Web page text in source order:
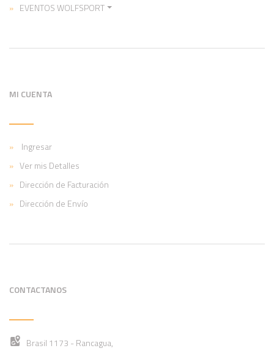
EVENTOS WOLFSPORT
MI CUENTA
Ingresar
Ver mis Detalles
Dirección de Facturación
Dirección de Envío
CONTACTANOS
Brasil 1173 - Rancagua,